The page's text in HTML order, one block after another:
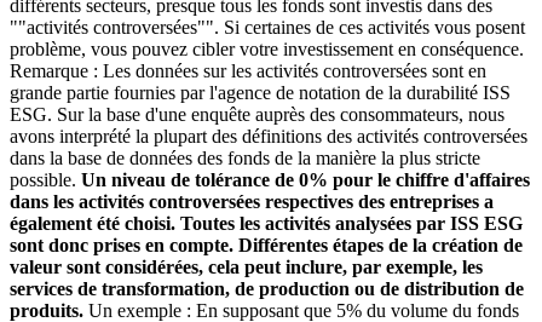
différents secteurs, presque tous les fonds sont investis dans des
""activités controversées"". Si certaines de ces activités vous posent
problème, vous pouvez cibler votre investissement en conséquence.
Remarque : Les données sur les activités controversées sont en
grande partie fournies par l'agence de notation de la durabilité ISS
ESG. Sur la base d'une enquête auprès des consommateurs, nous
avons interprété la plupart des définitions des activités controversées
dans la base de données des fonds de la manière la plus stricte
possible. Un niveau de tolérance de 0% pour le chiffre d'affaires
dans les activités controversées respectives des entreprises a
également été choisi. Toutes les activités analysées par ISS ESG
sont donc prises en compte. Différentes étapes de la création de
valeur sont considérées, cela peut inclure, par exemple, les
services de transformation, de production ou de distribution de
produits. Un exemple : En supposant que 5% du volume du fonds